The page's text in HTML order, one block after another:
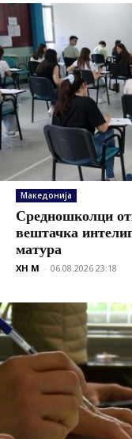
Македонија
Средношколци
вештачка
матура
XH M - 06.08.2026 23:18